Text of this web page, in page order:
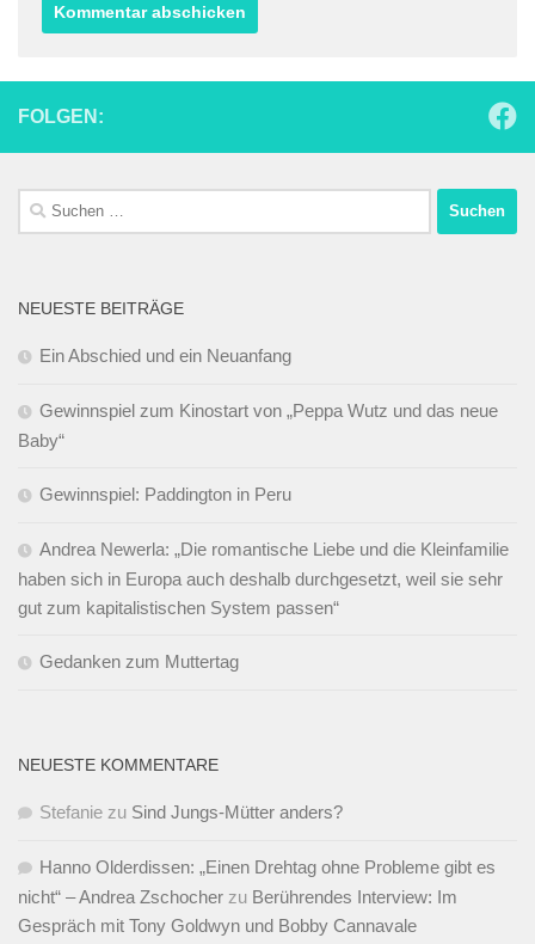
FOLGEN:
Suchen
nach:
NEUESTE BEITRÄGE
Ein Abschied und ein Neuanfang
Gewinnspiel zum Kinostart von „Peppa Wutz und das neue
Baby“
Gewinnspiel: Paddington in Peru
Andrea Newerla: „Die romantische Liebe und die Kleinfamilie
haben sich in Europa auch deshalb durchgesetzt, weil sie sehr
gut zum kapitalistischen System passen“
Gedanken zum Muttertag
NEUESTE KOMMENTARE
Stefanie zu Sind Jungs-Mütter anders?
Hanno Olderdissen: „Einen Drehtag ohne Probleme gibt es
nicht“ – Andrea Zschocher zu Berührendes Interview: Im
Gespräch mit Tony Goldwyn und Bobby Cannavale